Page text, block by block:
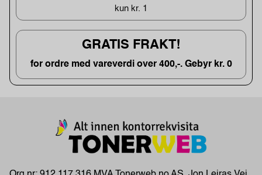
kun kr. 1
GRATIS FRAKT!
for ordre med vareverdi over 400,-. Gebyr kr. 0